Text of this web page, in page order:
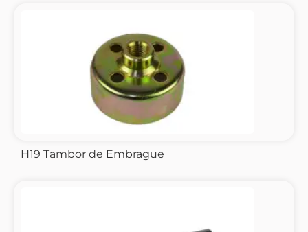
H19 Tambor de Embrague